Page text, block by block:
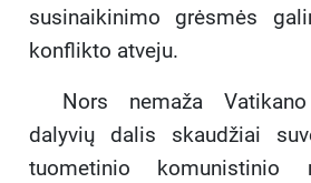
susinaikinimo grėsmės
konflikto atveju.
Nors nemaža
dalyvių dalis skaudžiai
tuometinio komunistinio